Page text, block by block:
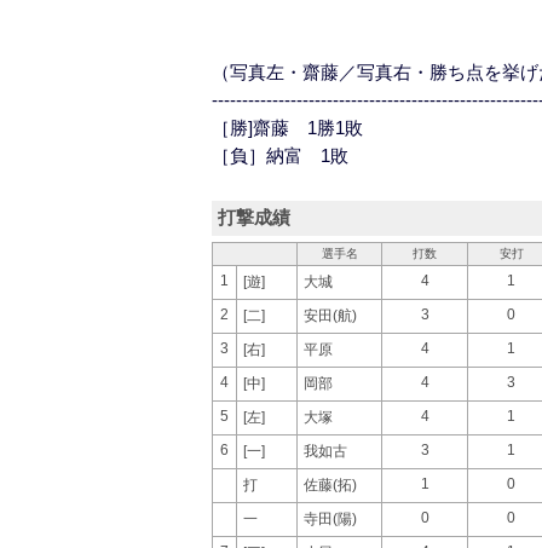
（写真左・齋藤／写真右・勝ち点を挙
［勝]齋藤 1勝1敗
［負］納富 1敗
打撃成績
選手名 打数 安打
1 [遊] 大城 4
1
2
[二] 安田(航) 3
0
3
[右] 平原 4
1
4
[中] 岡部 4
3
5
[左] 大塚 4
1
6
[一] 我如古 3 1
打 佐藤(拓) 1 0
一 寺田(陽) 0
0